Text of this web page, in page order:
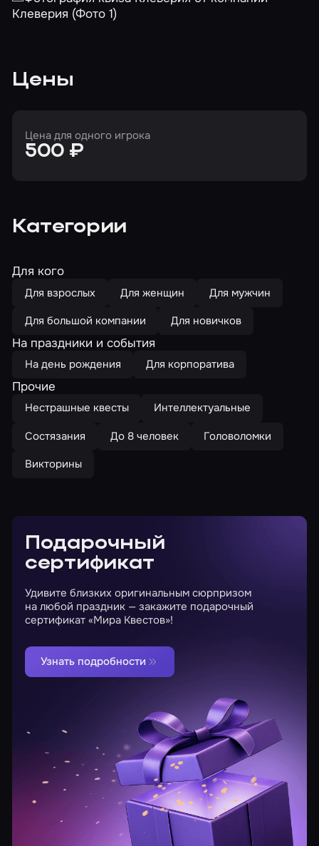
Цены
Цена для одного игрока
500 ₽
Категории
Для кого
Для взрослых Для женщин
Для мужчин
Для большой компании
Для новичков
На праздники и события
На день рождения Для корпоратива
Прочие
Нестрашные квесты
Интеллектуальные
Состязания
До 8 человек
Головоломки
Викторины
Подарочный
сертификат
Удивите близких оригинальным сюрпризом
на любой праздник — закажите подарочный
сертификат «Мира Квестов»!
Узнать подробности